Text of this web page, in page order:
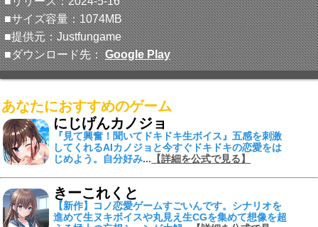
■サイズ容量：1074MB
■提供元：Justfungame
■ダウンロード先： Google Play
あなたにおすすめのゲーム
にじげんカノジョ
『見て興奮！聞いてドキドキ生ボイス』五感を刺激
してくれるAIカノジョ と今すぐドキドキの恋愛をは
じめよう。自分好み... 【詳細を公式で見る】
きーこれくと
【新作】コノ恋愛ゲームすごいんです。シナリオを
進めて生ヌキボイスや丸見え生CGを集めて想像を超